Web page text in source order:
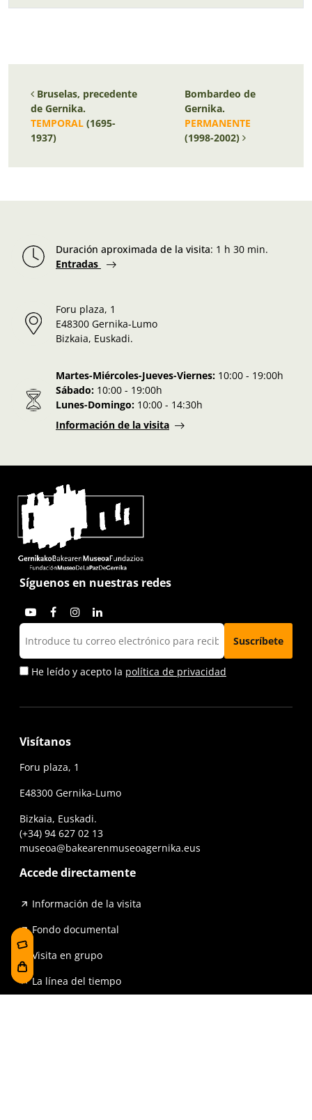
Navegación de entradas
Bruselas, precedente
de Gernika.
TEMPORAL (1695-
1937)
Bombardeo de
Gernika.
PERMANENTE
(1998-2002)
Duración aproximada de la visita: 1 h 30 min.
Entradas
Foru plaza, 1
E48300 Gernika-Lumo
Bizkaia, Euskadi.
Martes-Miércoles-Jueves-Viernes: 10:00 - 19:00h
Sábado: 10:00 - 19:00h
Lunes-Domingo: 10:00 - 14:30h
Información de la visita
Síguenos en nuestras redes
He leído y acepto la política de privacidad
Visítanos
Foru plaza, 1
E48300 Gernika-Lumo
Bizkaia, Euskadi.
(+34) 94 627 02 13
museoa@bakearenmuseoagernika.eus
Accede directamente
Información de la visita
Fondo documental
Visita en grupo
La línea del tiempo